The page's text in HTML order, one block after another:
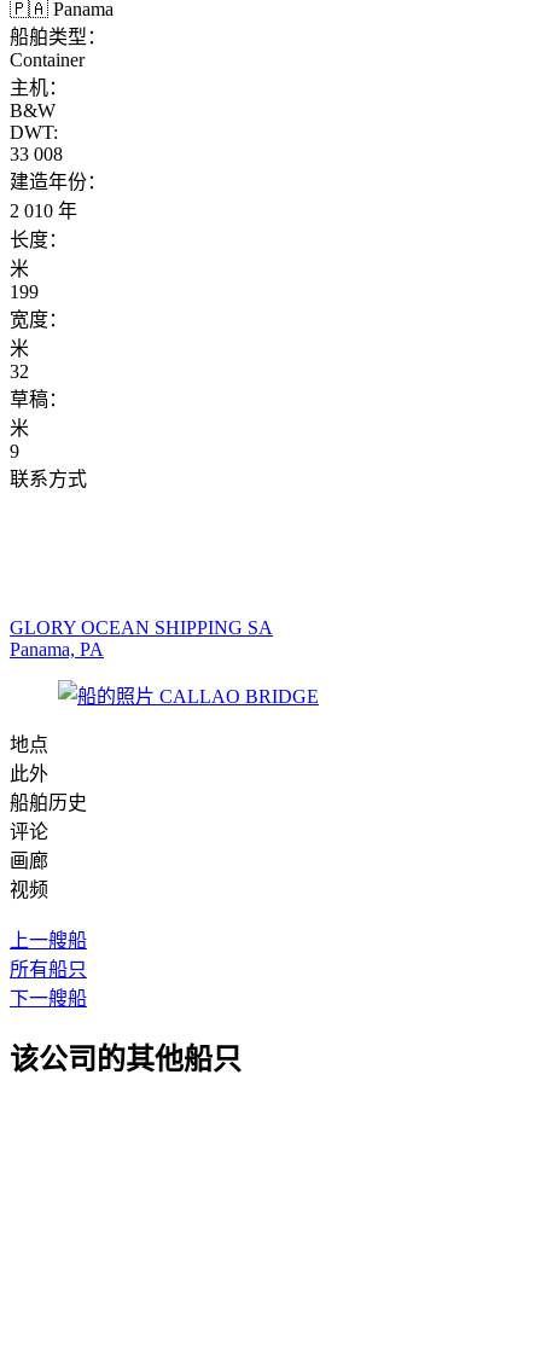
🇵🇦 Panama
船舶类型：
Container
主机：
B&W
DWT:
33 008
建造年份：
2 010 年
长度：
米
199
宽度：
米
32
草稿：
米
9
联系方式
GLORY OCEAN SHIPPING SA
Panama, PA
地点
此外
船舶历史
评论
画廊
视频
上一艘船
所有船只
下一艘船
该公司的其他船只